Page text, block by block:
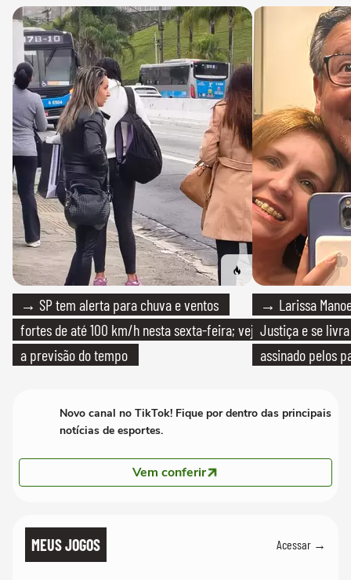
→ SP tem alerta para chuva e ventos
fortes de até 100 km/h nesta sexta-feira; veja
a previsão do tempo
→ Larissa
Justiça e se
assinado pelos
Novo canal no TikTok! Fique por dentro das principais
notícias de esportes.
Vem conferir
MEUS JOGOS Acessar →